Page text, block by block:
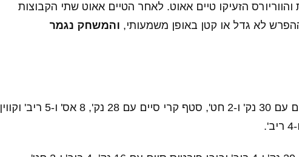
למארחת והווריורס הזעיקו טיים אאוט. לאחר הטיים אאוט שתי הקבוצות
לא גדל או קטן באופן משמעותי, והמשחק נגמר
אצל הווריורס קליי ת'ומפסון סיים עם 30 נק' ו-2 חט', סטף קרי סיים עם 28 נק', 8 אס' ו-5 ריב' וקווין